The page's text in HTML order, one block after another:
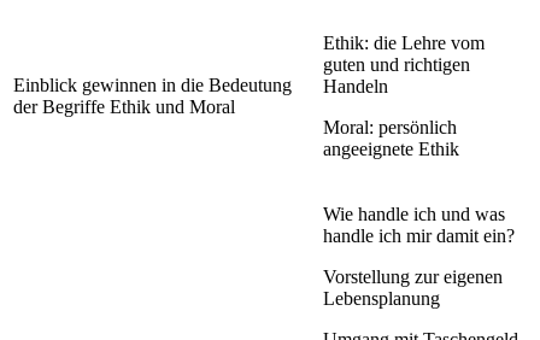
Einblick gewinnen in die Bedeutung
der Begriffe Ethik und Moral
Ethik: die Lehre vom
guten und richtigen
Handeln
Moral: persönlich
angeeignete Ethik
Wie handle ich und was
handle ich mir damit ein?
Vorstellung zur eigenen
Lebensplanung